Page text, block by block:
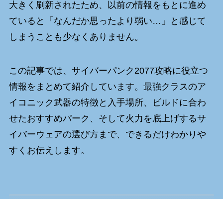
大きく刷新されたため、以前の情報をもとに進め
ていると「なんだか思ったより弱い…」と感じて
しまうことも少なくありません。
この記事では、サイバーパンク2077攻略に役立つ
情報をまとめて紹介しています。最強クラスのア
イコニック武器の特徴と入手場所、ビルドに合わ
せたおすすめパーク、そして火力を底上げするサ
イバーウェアの選び方まで、できるだけわかりや
すくお伝えします。